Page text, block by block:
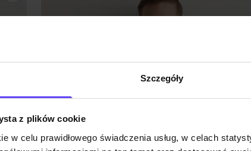
Szczegóły
z plików cookie
w celu prawidłowego świadczenia usług, w celach